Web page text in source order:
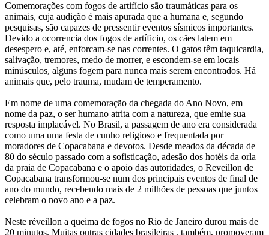
Comemorações com fogos de artifício são traumáticas para os
animais, cuja audição é mais apurada que a humana e, segundo
pesquisas, são capazes de pressentir eventos sísmicos importantes.
Devido a ocorrencia dos fogos de artíficio, os cães latem em
desespero e, até, enforcam-se nas correntes. O gatos têm taquicardia,
salivação, tremores, medo de morrer, e escondem-se em locais
minúsculos, alguns fogem para nunca mais serem encontrados. Há
animais que, pelo trauma, mudam de temperamento.
Em nome de uma comemoração da chegada do Ano Novo, em
nome da paz, o ser humano atrita com a natureza, que emite sua
resposta implacável. No Brasil, a passagem de ano era considerada
como uma uma festa de cunho religioso e frequentada por
moradores de Copacabana e devotos. Desde meados da década de
80 do século passado com a sofisticação, adesão dos hotéis da orla
da praia de Copacabana e o apoio das autoridades, o Reveillon de
Copacabana transformou-se num dos principais eventos de final de
ano do mundo, recebendo mais de 2 milhões de pessoas que juntos
celebram o novo ano e a paz.
Neste réveillon a queima de fogos no Rio de Janeiro durou mais de
20 minutos. Muitas outras cidades brasileiras , também, promoveram